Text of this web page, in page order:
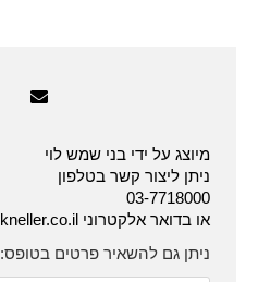
מיוצג על ידי בני שמש לוי
ניתן ליצור קשר בטלפון
03-7718000
או בדואר אלקטרוני benny@kneller.co.il
ניתן גם להשאיר פרטים בטופס: